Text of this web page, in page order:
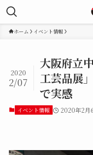
ホーム イベント情報
大阪府立
工芸品展
で実感
2020
2/07
イベント情報 2020年2月